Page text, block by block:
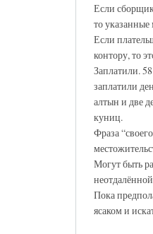
Если сборщик
то указанные
Если
контору, то
Заплатили.
заплатили
алтын и две
куниц.
Фраза
Могут быть
Пока
ясаком и